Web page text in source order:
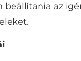
beállítania az